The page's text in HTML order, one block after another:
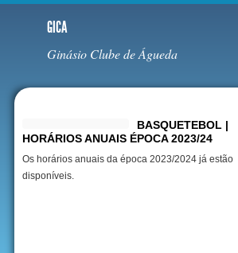
GICA
Ginásio Clube de Águeda
BASQUETEBOL |
HORÁRIOS ANUAIS ÉPOCA 2023/24
Os horários anuais da época 2023/2024 já estão
disponíveis.